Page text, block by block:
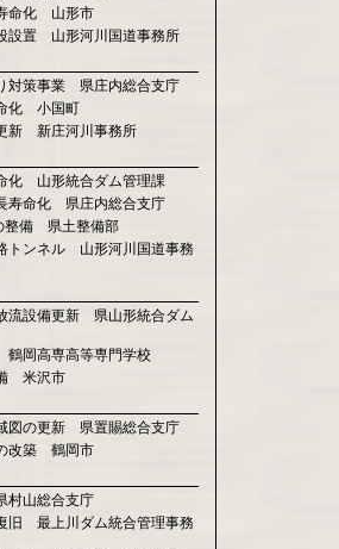
命化 山形市
設置 山形河川国道事務所
対策事業 県庄内総合支庁
化 小国町
新 新庄河川事務所
化 山形統合ダム管理課
寿命化 県庄内総合支庁
整備 県土整備部
トンネル 山形河川国道事務
流設備更新 県山形統合ダム
岡高専高等専門学校
米沢市
図の更新 県置賜総合支庁
改築 鶴岡市
村山総合支庁
旧 最上川ダム統合管理事務